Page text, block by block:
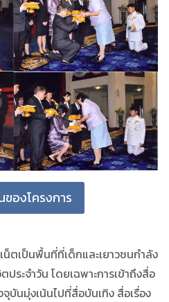
องโครงการ
เป็นพื้นที่ที่เด็กและเยาวชนกำลัง
ระจำวัน โดยเฉพาะการเข้าถึงสื่อ
บันมุ่งเน้นไปที่สื่อบันเทิง สื่อเรื่อง